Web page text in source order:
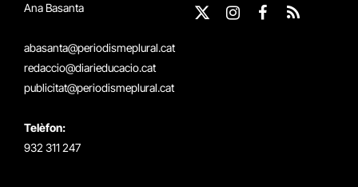
Ana Basanta
abasanta@periodismeplural.cat
redaccio@diarieducacio.cat
publicitat@periodismeplural.cat
Telèfon:
932 311 247
X
Instagram
Facebook
RSS